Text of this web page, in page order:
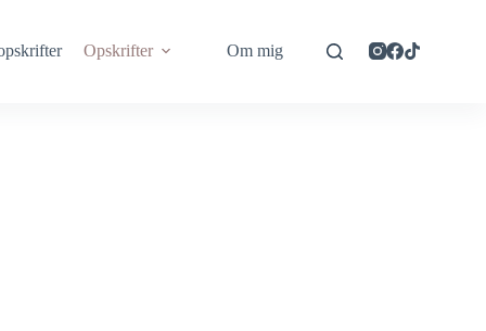
Opskrifter Om mig